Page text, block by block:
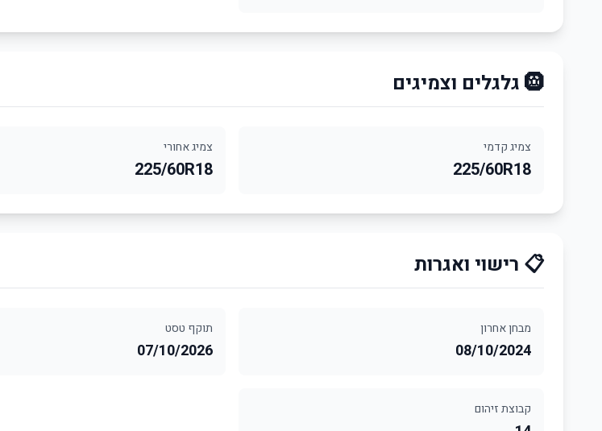
🛞 גלגלים וצמיגים
צמיג קדמי
225/60R18
צמיג אחורי
225/60R18
📋 רישוי ואגרות
מבחן אחרון
08/10/2024
תוקף טסט
07/10/2026
קבוצת זיהום